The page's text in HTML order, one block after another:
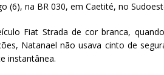
(6), na BR 030, em Caetité, no
Fiat Strada de cor branca,
Natanael não usava cinto de
instantânea.